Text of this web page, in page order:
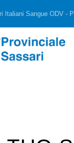
Italiani Sangue ODV -